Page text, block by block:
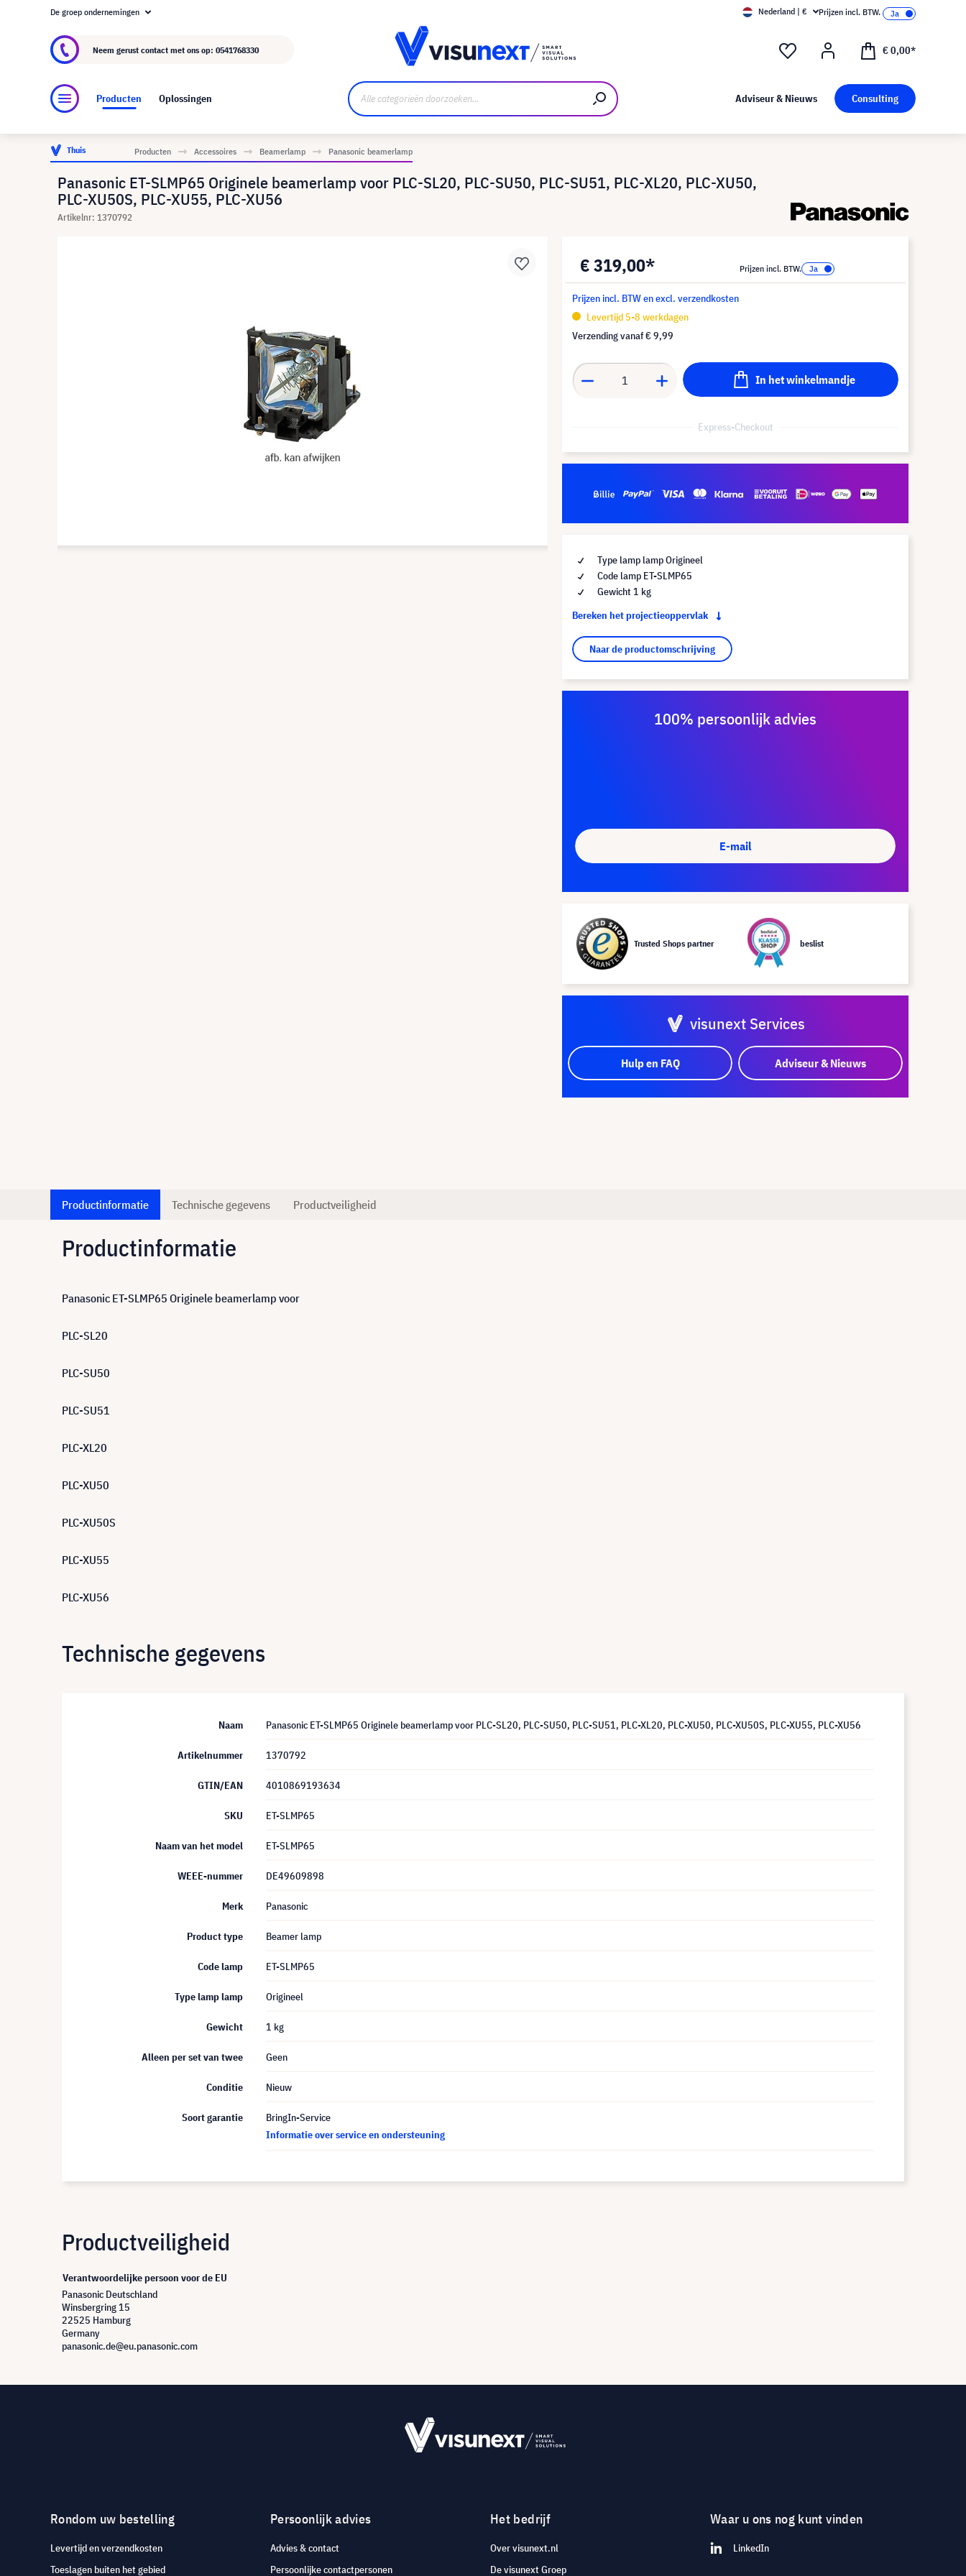
Over visunext.nl
De groep ondernemingen Nederland | € Prijzen incl. BTW.
Neem gerust contact met ons op: 0541768330 € 0,00*
Producten Oplossingen Adviseur & Nieuws Consulting
Thuis Producten Accessoires Beamerlamp Panasonic beamerlamp
Panasonic ET-SLMP65 Originele beamerlamp voor PLC-SL20, PLC-SU50, PLC-SU51, PLC-XL20, PLC-XU50,
PLC-XU50S, PLC-XU55, PLC-XU56
Artikelnr: 1370792
€ 319,00* Prijzen incl. BTW.
Prijzen incl. BTW en excl. verzendkosten
Levertijd 5-8 werkdagen
Verzending vanaf€ 9,99
In het winkelmandje
Express-Checkout
Type lamp lamp Origineel
Code lamp ET-SLMP65
Gewicht 1 kg
Bereken het projectieoppervlak
Naar de productomschrijving
100% persoonlijk advies
E-mail
Trusted Shops partner beslist
visunext Services
Hulp en FAQ Adviseur & Nieuws
Productinformatie Technische gegevens Productveiligheid
Productinformatie
Panasonic ET-SLMP65 Originele beamerlamp voor
PLC-SL20
PLC-SU50
PLC-SU51
PLC-XL20
PLC-XU50
PLC-XU50S
PLC-XU55
PLC-XU56
Technische gegevens
Naam Panasonic ET-SLMP65 Originele beamerlamp voor PLC-SL20, PLC-SU50, PLC-SU51, PLC-XL20, PLC-XU50, PLC-XU50S, PLC-XU55, PLC-XU56
Artikelnummer 1370792
GTIN/EAN 4010869193634
SKU ET-SLMP65
Naam van het model ET-SLMP65
WEEE-nummer DE49609898
Merk Panasonic
Product type Beamer lamp
Code lamp ET-SLMP65
Type lamp lamp Origineel
Gewicht 1 kg
Alleen per set van twee Geen
Conditie Nieuw
Soort garantie
BringIn-Service
Informatie over service en ondersteuning
Productveiligheid
Verantwoordelijke persoon voor de EU
Panasonic Deutschland
Winsbergring 15
22525 Hamburg
Germany
panasonic.de@eu.panasonic.com
Rondom uw bestelling
Levertijd en verzendkosten
Toeslagen buiten het gebied
Persoonlijk advies
Advies & contact
Persoonlijke contactpersonen
Het bedrijf
Over visunext.nl
De visunext Groep
Waar u ons nog kunt vinden
LinkedIn